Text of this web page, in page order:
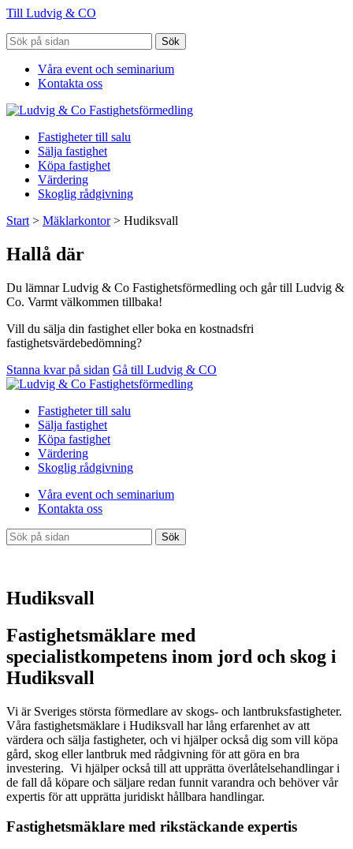
Till Ludvig & CO
Sök
Våra event och seminarium
Kontakta oss
Fastigheter till salu
Sälja fastighet
Köpa fastighet
Värdering
Skoglig rådgivning
Start > Mäklarkontor> Hudiksvall
Hallå där
Du lämnar Ludvig & Co Fastighetsförmedling och går till Ludvig &
Co. Varmt välkommen tillbaka!
Vill du sälja din fastighet eller boka en kostnadsfri
fastighetsvärdebedömning?
Stanna kvar på sidan Gå till Ludvig & CO
Fastigheter till salu
Sälja fastighet
Köpa fastighet
Värdering
Skoglig rådgivning
Våra event och seminarium
Kontakta oss
Sök
Hudiksvall
Fastighetsmäklare med
specialistkompetens inom jord och skog i
Hudiksvall
Vi är Sveriges största förmedlare av skogs- och lantbruksfastigheter.
Våra fastighetsmäklare i Hudiksvall har lång erfarenhet av att
värdera och sälja fastigheter, och vi hjälper också dig som vill köpa
gård, skog eller lantbruk med rådgivning för att göra en bra
investering. Vi hjälper också till att upprätta överlåtelsehandlingar i
de fall då köpare och säljare redan funnit varandra och behöver vår
expertis för att upprätta juridiskt hållbara handlingar.
Fastighetsmäklare med rikstäckande expertis